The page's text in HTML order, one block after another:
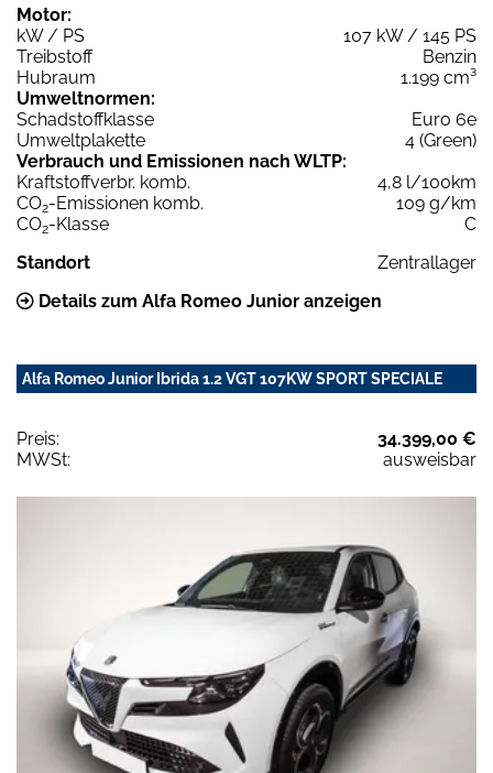
Motor:
kW / PS
107 kW / 145 PS
Treibstoff
Benzin
Hubraum
1.199 cm³
Umweltnormen:
Schadstoffklasse
Euro 6e
Umweltplakette
4 (Green)
Verbrauch und Emissionen nach WLTP:
Kraftstoffverbr. komb.
4,8 l/100km
CO2-Emissionen komb.
109 g/km
CO2-Klasse
C
Standort
Zentrallager
Details zum Alfa Romeo Junior anzeigen
Alfa Romeo Junior Ibrida 1.2 VGT 107KW SPORT SPECIALE
Preis:
34.399,00 €
MWSt:
ausweisbar